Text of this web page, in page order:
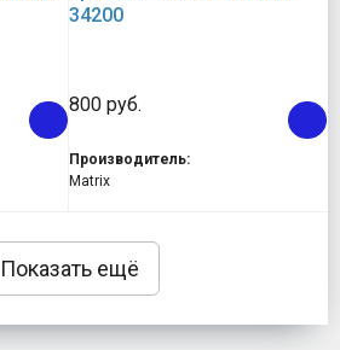
34200
800 руб.
Производитель:
Matrix
Показать ещё